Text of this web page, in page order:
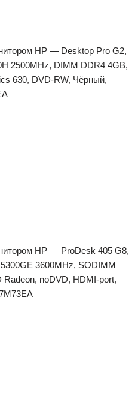
HP — Desktop Pro G2,
2500MHz, DIMM DDR4 4GB,
630, DVD-RW, Чёрный,
HP — ProDesk 405 G8,
3600MHz, SODIMM
noDVD, HDMI-port,